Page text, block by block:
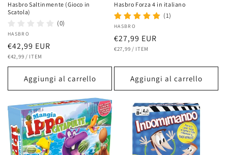
Hasbro Saltinmente (Gioco in
Scatola)
(0)
Fornitore:
HASBRO
Prezzo
di
listino
€42,99 EUR
PREZZO
€42,99 / PER
ITEM
Aggiungi al carrello
Hasbro Forza 4 in italiano
(1)
Fornitore:
HASBRO
Prezzo
di
€27,99 EUR
PREZZO
€27,99 / PER
ITEM
Aggiungi al carrello